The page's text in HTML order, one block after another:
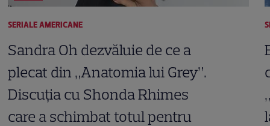
SERIALE AMERICANE
Sandra Oh dezvăluie de ce a
plecat din „Anatomia lui Grey”.
Discuția cu Shonda Rhimes
care a schimbat totul pentru